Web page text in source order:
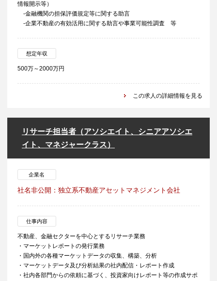
情報開示等）
-金融機関の担保評価規定等に関する助言
-企業不動産の有効活用に関する助言や事業可能性調査 等
想定年収
500万～2000万円
この求人の詳細情報を見る
リサーチ担当者（アソシエイト、シニアアソシエ
イト、マネジャークラス）
企業名
社名非公開：独立系不動産アセットマネジメント会社
仕事内容
不動産、金融セクターを中心とするリサーチ業務
・マーケットレポートの発行業務
・国内外の各種マーケットデータの収集、構築、分析
・マーケットデータ及び分析結果の社内配信・レポート作成
・社内各部門からの依頼に基づく、投資家向けレポート等の作成サポ